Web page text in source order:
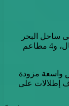
ساحل البحر
الأحمر، كما يضم مسابح خارجية مع قسم للأطفال، و4 مطاعم
مزودة
إطلالات على